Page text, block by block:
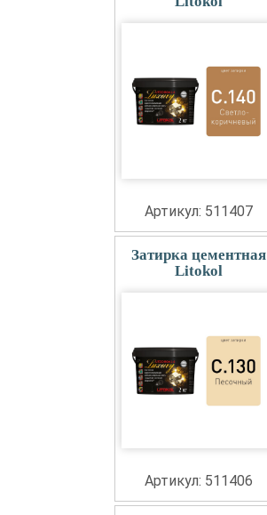
Артикул: 511407
Затирка цементная
Litokol
Артикул: 511406